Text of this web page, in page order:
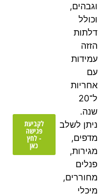
וגבהים,
וכולל
דלתות
הזזה
עמידות
עם
אחריות
ל־20
שנה.
ניתן לשלב
מדפים,
מגירות,
פנלים
מחוררים,
מיכלי
לקביעת
פגישה
- לחץ
כאן